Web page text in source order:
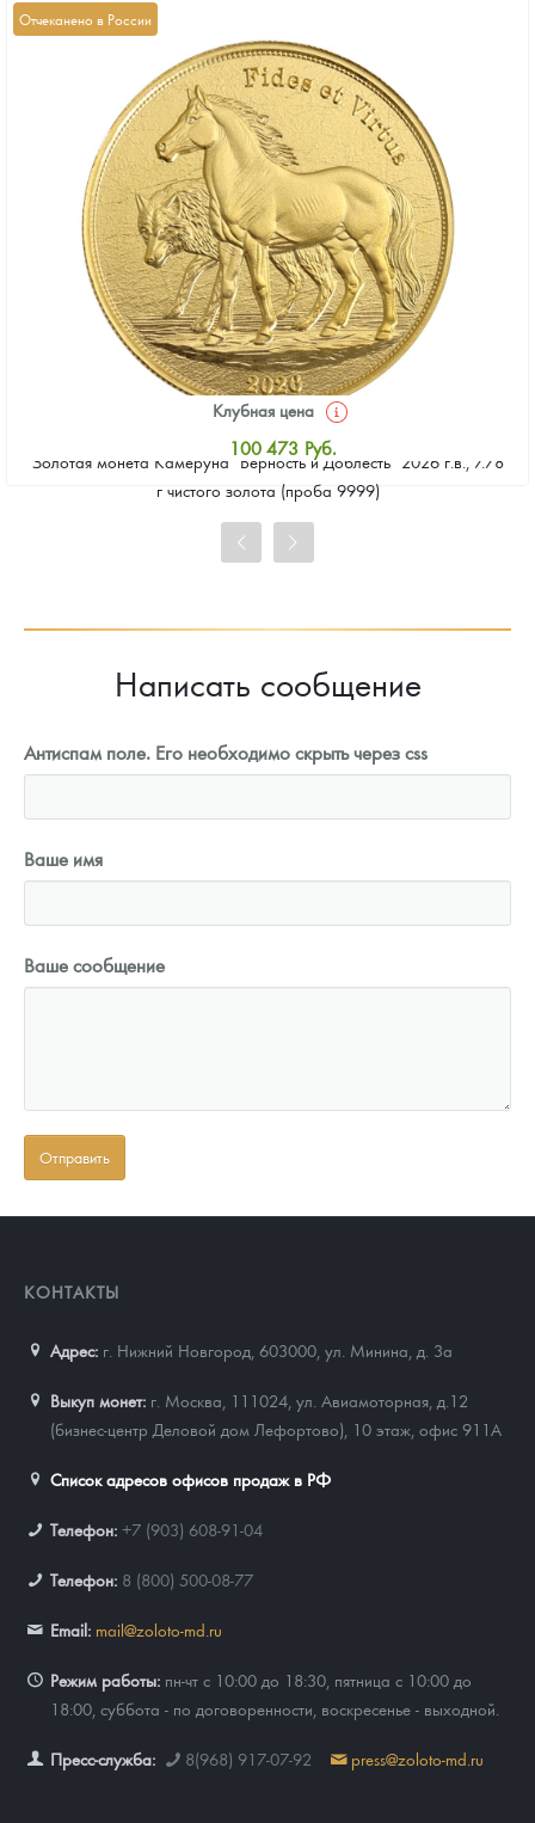
Отчеканено в России
Золотая монета Камеруна "Верность и Доблесть" 2026 г.в., 7.78
г чистого золота (проба 9999)
Клубная цена
100 473 Руб.
Стандартная цена
Цена выкупа
Написать сообщение
Антиспам поле. Его необходимо скрыть через css
Ваше имя
Ваше сообщение
КОНТАКТЫ
Адрес: г. Нижний Новгород, 603000 ул. Минина, д. 3а
Выкуп монет: г. Москва, 111024, ул. Авиамоторная, д.12
(бизнес-центр Деловой дом Лефортово), 10 этаж, офис 911А
Список адресов офисов продаж в РФ
Телефон: +7 (903) 608-91-04
Телефон: 8 (800) 500-08-77
Email: mail@zoloto-md.ru
Режим работы: пн-чт с 10:00 до 18:30, пятница с 10:00 до
18:00, суббота - по договоренности, воскресенье - выходной.
Пресс-служба: 8(968) 917-07-92 press@zoloto-md.ru